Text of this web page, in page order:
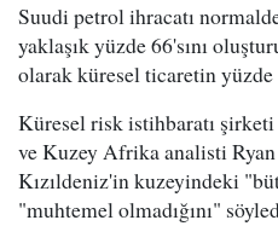
Suudi petrol ihracatı
yaklaşık yüzde 66'sını
olarak küresel ticaretin yüzde
Küresel risk istihbaratı
ve Kuzey Afrika analisti
Kızıldeniz'in kuzeyindeki
"muhtemel olmadığını"